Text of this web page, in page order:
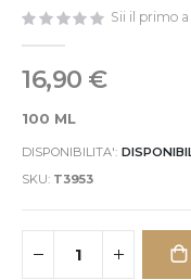
Sii il primo
16,90 €
100 ML
DISPONIBILITA':
SKU T3953